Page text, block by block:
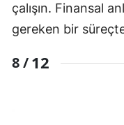
çalışın. Finansal
gereken bir
8 /12